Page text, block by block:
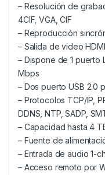
– Resolución de
4CIF, VGA, CIF
– Reproducción
– Salida de video
– Dispone de 1 puerto
Mbps
– Dos puerto USB 2.0
– Protocolos TCP/IP,
DDNS, NTP, SADP,
– Capacidad hasta 4
– Fuente de
– Entrada de audio 1-
– Acceso remoto por